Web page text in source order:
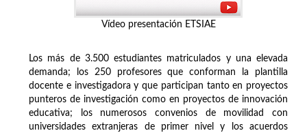
Vídeo presentación ETSIAE
Los más de 3.500 estudiantes matriculados y una elevada
demanda; los 250 profesores que conforman la plantilla
docente e investigadora y que participan tanto en proyectos
punteros de investigación como en proyectos de innovación
educativa; los numerosos convenios de movilidad con
universidades extranjeras de primer nivel y los acuerdos